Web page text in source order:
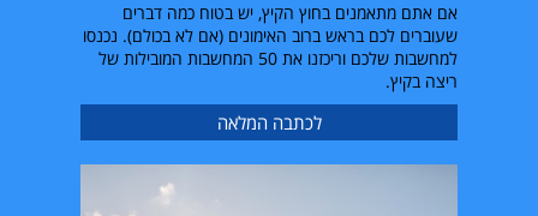
אם אתם מתאמנים בחוץ הקיץ, יש בטוח כמה דברים
שעוברים לכם בראש ברוב האימונים (אם לא בכולם). נכנסו
למחשבות שלכם וריכזנו את 50 המחשבות המובילות של
ריצה בקיץ.
לכתבה המלאה